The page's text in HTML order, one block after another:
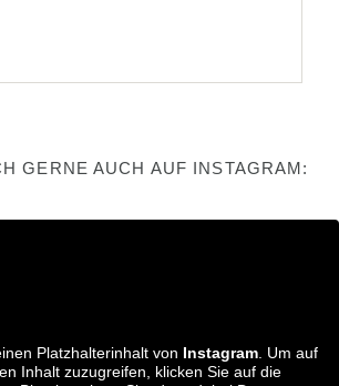
GERNE AUCH AUF INSTAGRAM:
Platzhalterinhalt von Instagram. Um auf
Inhalt zuzugreifen, klicken Sie auf die